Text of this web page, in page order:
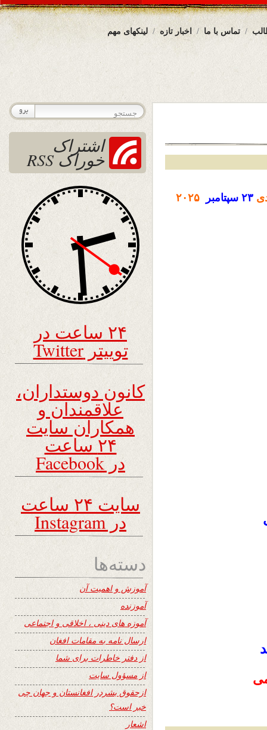
لینکهای مهم اخبار تازه تماس با ما
۲۳ سپتامبر ۲۰۲۵
اشتراک
خوراک RSS
۲۴ ساعت در
توییتر Twitter
کانون دوستداران،
علاقمندان و
همکاران سایت
۲۴ ساعت
در Facebook
سایت ۲۴ ساعت
در Instagram
دسته‌ها
آموزش و اهمیت آن
آموزنده
آموزه های دینی ، اخلاقی و اجتماعی
ارسال نامه به مقامات افغان
از دفتر خاطرات برای شما
از مسؤول سایت
ازحقوق بشردر افغانستان و جهان چی
خبر است؟
اشعار